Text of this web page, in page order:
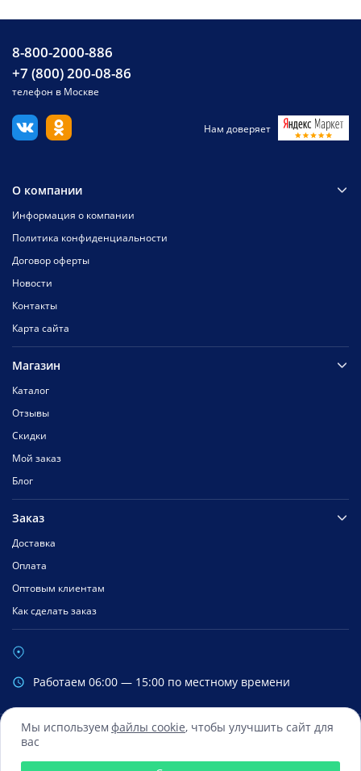
Мы используем файлы cookie, чтобы улучшить сайт для
вас
8-800-2000-886
+7 (800) 200-08-86
телефон в Москве
Нам доверяет
О компании
Информация о компании
Политика конфиденциальности
Договор оферты
Новости
Контакты
Карта сайта
Магазин
Каталог
Отзывы
Скидки
Мой заказ
Блог
Заказ
Доставка
Оплата
Оптовым клиентам
Как сделать заказ
Работаем 06:00 — 15:00 по местному времени
Сбербанк